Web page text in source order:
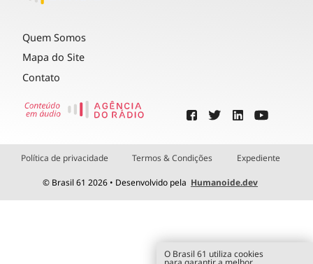
Quem Somos
Mapa do Site
Contato
Política de privacidade Termos & Condições Expediente
© Brasil 61 2026 • Desenvolvido pela Humanoide.dev
O Brasil 61 utiliza cookies